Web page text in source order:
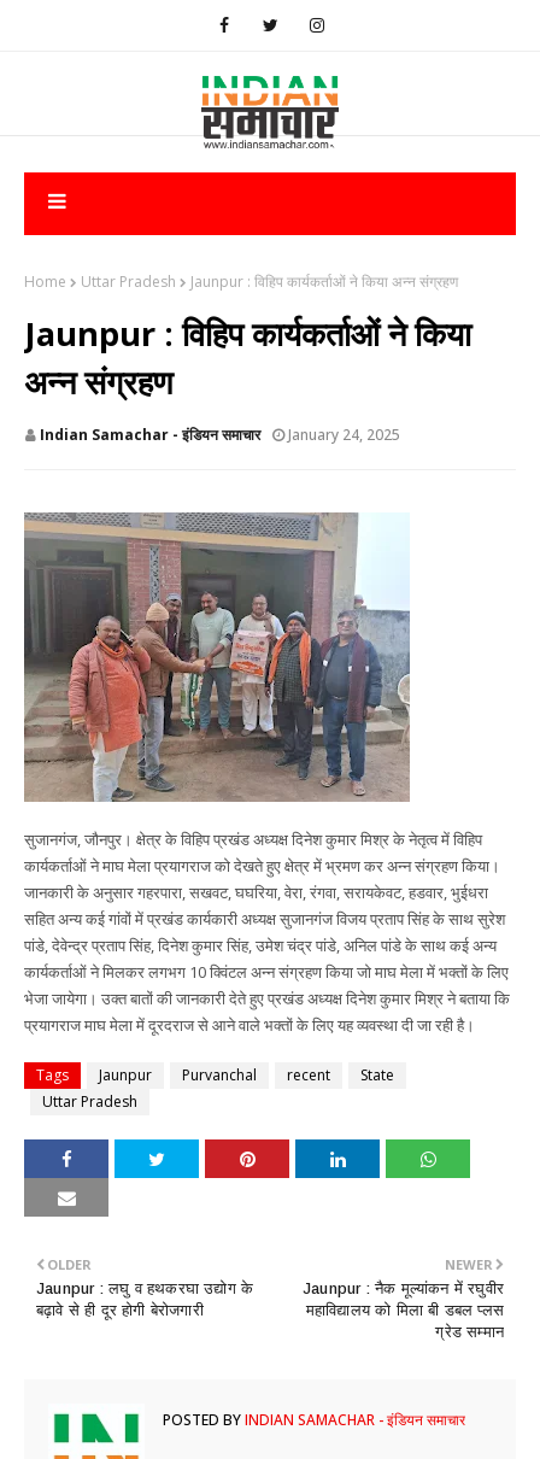
Home Uttar Pradesh Jaunpur : ​विहिप कार्यकर्ताओं ने किया अन्न संग्रहण
Jaunpur : ​विहिप कार्यकर्ताओं ने किया
अन्न संग्रहण
Indian Samachar - इंडियन समाचार January 24, 2025
सुजानगंज, जौनपुर। क्षेत्र के विहिप प्रखंड अध्यक्ष दिनेश कुमार मिश्र के नेतृत्व में विहिप
कार्यकर्ताओं ने माघ मेला प्रयागराज को देखते हुए क्षेत्र में भ्रमण कर अन्न संग्रहण किया।
जानकारी के अनुसार गहरपारा, सखवट, घघरिया, वेरा, रंगवा, सरायकेवट, हडवार, भुईधरा
सहित अन्य कई गांवों में प्रखंड कार्यकारी अध्यक्ष सुजानगंज विजय प्रताप सिंह के साथ सुरेश
पांडे, देवेन्द्र प्रताप सिंह, दिनेश कुमार सिंह, उमेश चंद्र पांडे, अनिल पांडे के साथ कई अन्य
कार्यकर्ताओं ने मिलकर लगभग 10 क्विंटल अन्न संग्रहण किया जो माघ मेला में भक्तों के लिए
भेजा जायेगा। उक्त बातों की जानकारी देते हुए प्रखंड अध्यक्ष दिनेश कुमार मिश्र ने बताया कि
प्रयागराज माघ मेला में दूरदराज से आने वाले भक्तों के लिए यह व्यवस्था दी जा रही है।
Tags Jaunpur Purvanchal recent
State
Uttar Pradesh
NEWER
Jaunpur : ​नैक मूल्यांकन में रघुवीर
महाविद्यालय को मिला बी डबल प्लस
ग्रेड सम्मान
OLDER
Jaunpur : ​लघु व हथकरघा उद्योग के
बढ़ावे से ही दूर होगी बेरोजगारी
POSTED BYINDIAN SAMACHAR - इंडियन समाचार